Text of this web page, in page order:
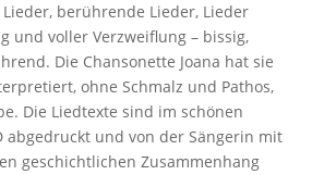
berührende Lieder, Lieder
und voller Verzweiflung – bissig,
Die Chansonette Joana hat sie
ohne Schmalz und Pathos,
Die Liedtexte sind im schönen
abgedruckt und von der Sängerin mit
geschichtlichen Zusammenhang